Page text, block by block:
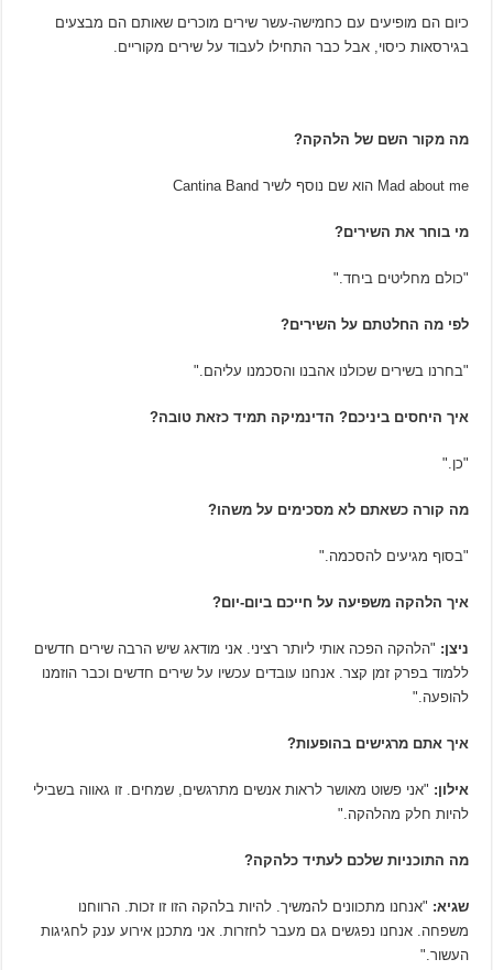
כיום הם מופיעים עם כחמישה-עשר שירים מוכרים שאותם הם מבצעים
בגירסאות כיסוי, אבל כבר התחילו לעבוד על שירים מקוריים.
מה מקור השם של הלהקה?
Mad about me הוא שם נוסף לשיר Cantina Band
מי בוחר את השירים?
"כולם מחליטים ביחד."
לפי מה החלטתם על השירים?
"בחרנו בשירים שכולנו אהבנו והסכמנו עליהם."
איך היחסים ביניכם? הדינמיקה תמיד כזאת טובה?
"כן."
מה קורה כשאתם לא מסכימים על משהו?
"בסוף מגיעים להסכמה."
איך הלהקה משפיעה על חייכם ביום-יום?
ניצן: "הלהקה הפכה אותי ליותר רציני. אני מודאג שיש הרבה שירים חדשים
ללמוד בפרק זמן קצר. אנחנו עובדים עכשיו על שירים חדשים וכבר הוזמנו
להופעה."
איך אתם מרגישים בהופעות?
אילון: "אני פשוט מאושר לראות אנשים מתרגשים, שמחים. זו גאווה בשבילי
להיות חלק מהלהקה."
מה התוכניות שלכם לעתיד כלהקה?
שגיא: "אנחנו מתכוונים להמשיך. להיות בלהקה הזו זו זכות. הרווחנו
משפחה. אנחנו נפגשים גם מעבר לחזרות. אני מתכנן אירוע ענק לחגיגות
העשור."